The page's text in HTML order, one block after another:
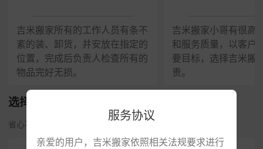
吉米搬家所有的工作人员有条不
紊的装、卸货，并安放在指定的
位置，完成后负责人检查所有的
物品完好无损。
吉米搬家小哥有很高
和服务质量，以客户
要目标，选择吉米搬
贵。
选择我们的理由
省心不贵·安全便捷·专业服务
服务协议
亲爱的用户，吉米搬家依照相关法规要求进行